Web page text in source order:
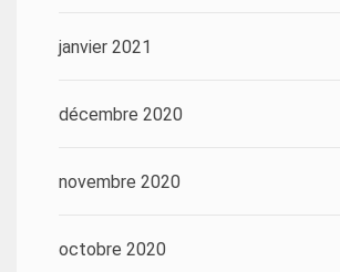
janvier 2021
décembre 2020
novembre 2020
octobre 2020